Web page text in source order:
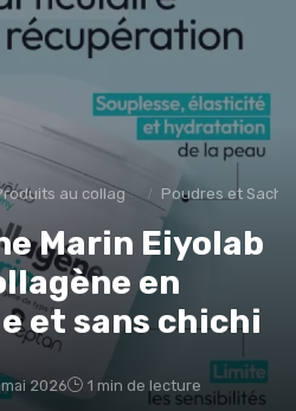
au collagene marin Poudres et
Marin Eiyolab
en
et sans chichi
mai 2026 1 min de lecture